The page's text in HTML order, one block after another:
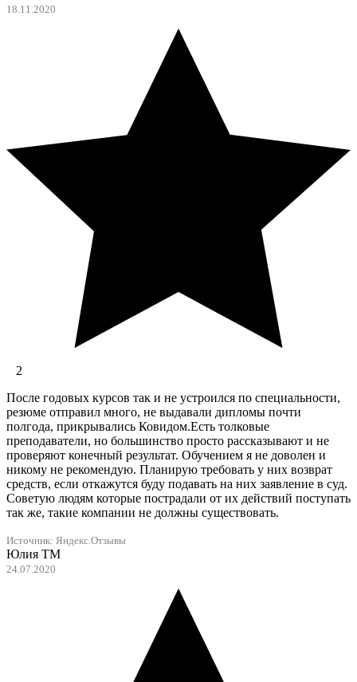
18.11.2020
2
После годовых курсов так и не устроился по специальности,
резюме отправил много, не выдавали дипломы почти
полгода, прикрывались Ковидом.Есть толковые
преподаватели, но большинство просто рассказывают и не
проверяют конечный результат. Обучением я не доволен и
никому не рекомендую. Планирую требовать у них возврат
средств, если откажутся буду подавать на них заявление в суд.
Советую людям которые пострадали от их действий поступать
так же, такие компании не должны существовать.
Источник: Яндекс.Отзывы
Юлия ТМ
24.07.2020